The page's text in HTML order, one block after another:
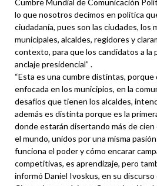
Cumbre Mundial de Comunicación
lo que nosotros decimos en política
ciudadanía, pues son las ciudades, los
municipales, alcaldes, regidores y
contexto, para que los candidatos a la
anclaje presidencial” .
“Esta es una cumbre distintas, porque
enfocada en los municipios, en la
desafíos que tienen los alcaldes,
además es distinta porque es la
donde estarán disertando más de
el mundo, unidos por una misma
funciona el poder y cómo encarar
competitivas, es aprendizaje, pero
informó Daniel Ivoskus, en su